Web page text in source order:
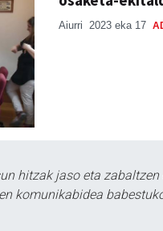
Aiurri 2023 eka 17
hitzak jaso eta
komunikabidea